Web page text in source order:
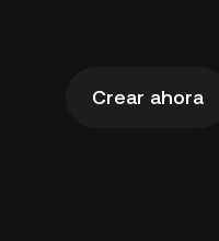
Crear ahora